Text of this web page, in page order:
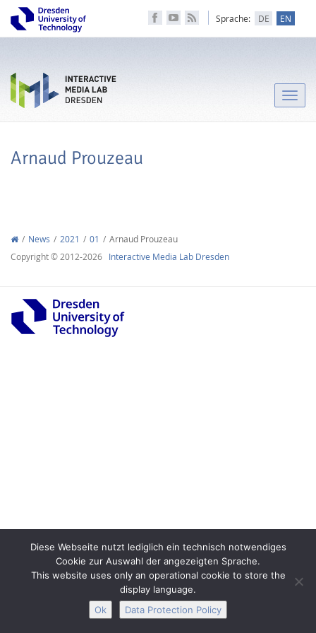
Sprache: DE EN
Toggle
Arnaud Prouzeau
News 2021 01
Arnaud Prouzeau
Copyright © 2012-2026 Interactive Media Lab Dresden
Diese Webseite nutzt lediglich ein technisch notwendiges
Cookie zur Auswahl der angezeigten Sprache.
This website uses only an operational cookie to store the
display language.
Ok
Data Protection Policy